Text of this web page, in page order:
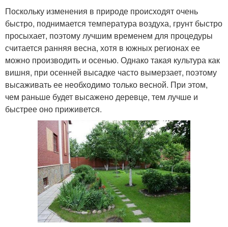
Поскольку изменения в природе происходят очень
быстро, поднимается температура воздуха, грунт быстро
просыхает, поэтому лучшим временем для процедуры
считается ранняя весна, хотя в южных регионах ее
можно производить и осенью. Однако такая культура как
вишня, при осенней высадке часто вымерзает, поэтому
высаживать ее необходимо только весной. При этом,
чем раньше будет высажено деревце, тем лучше и
быстрее оно приживется.